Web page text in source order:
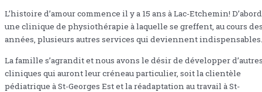
L’histoire d’amour commence il y a 15 ans à Lac-Etchemin! D’abord
une clinique de physiothérapie à laquelle se greffent, au cours
années, plusieurs autres services qui deviennent indispensables.
La famille s’agrandit et nous avons le désir de développer
cliniques qui auront leur créneau particulier, soit la clientèle
pédiatrique à St-Georges Est et la réadaptation au travail à St-